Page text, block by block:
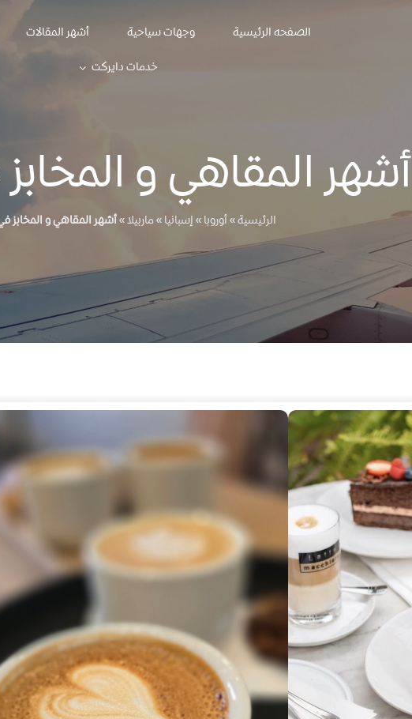
الصفحه الرئيسية وجهات سياحية أشهر المقالات
خدمات دايركت
أشهر المقاهي و المخابز
الرئيسية»أوروبا»إسبانيا»ماربيلا»أشهر المقاهي و المخابز في